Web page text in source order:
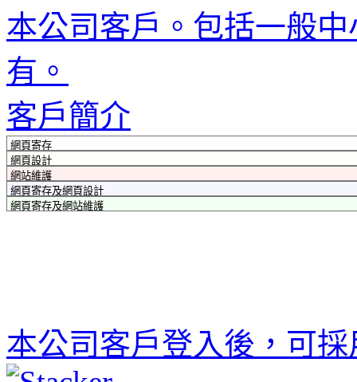
本公司客戶。包括一般
有。
客戶簡介
本公司客戶登入後，可